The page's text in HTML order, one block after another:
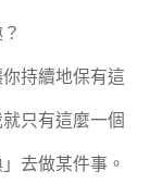
持續地保有這
只有這麼一個
去做某件事。